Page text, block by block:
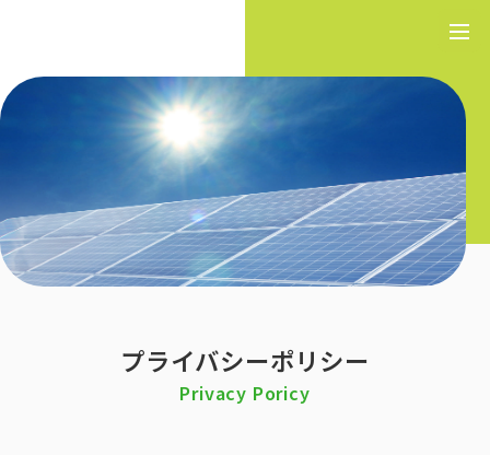
プライバシーポリシー
Privacy Poricy